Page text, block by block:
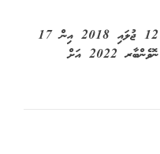
12 ޖުލައި 2018 އިން 17
ނޮވެންބާރ 2022 އަށް